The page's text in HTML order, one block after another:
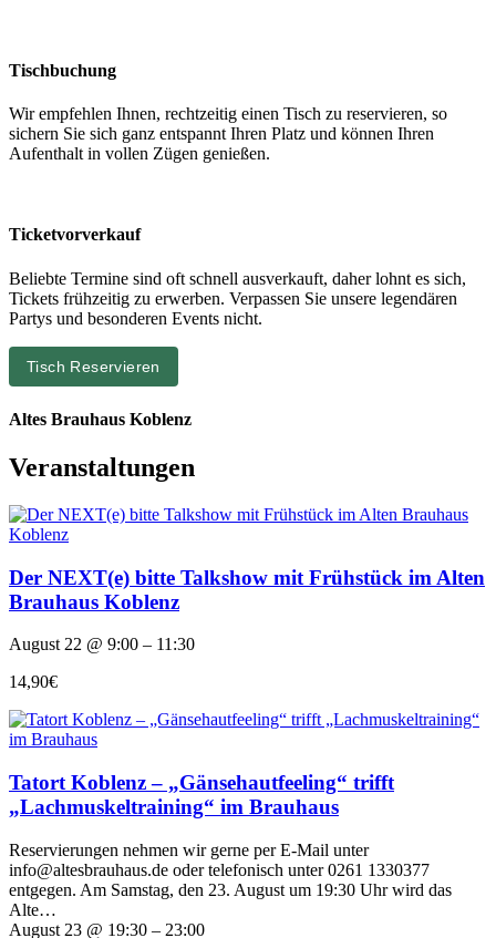
Tischbuchung
Wir empfehlen Ihnen, rechtzeitig einen Tisch zu reservieren, so
sichern Sie sich ganz entspannt Ihren Platz und können Ihren
Aufenthalt in vollen Zügen genießen.
Ticketvorverkauf
Beliebte Termine sind oft schnell ausverkauft, daher lohnt es sich,
Tickets frühzeitig zu erwerben. Verpassen Sie unsere legendären
Partys und besonderen Events nicht.
Tisch Reservieren
Altes Brauhaus Koblenz
Veranstaltungen
Der NEXT(e) bitte Talkshow mit Frühstück im Alten
Brauhaus Koblenz
August 22 @ 9:00 – 11:30
14,90€
Tatort Koblenz – „Gänsehautfeeling“ trifft
„Lachmuskeltraining“ im Brauhaus
Reservierungen nehmen wir gerne per E-Mail unter
info@altesbrauhaus.de oder telefonisch unter 0261 1330377
entgegen. Am Samstag, den 23. August um 19:30 Uhr wird das
Alte…
August 23 @ 19:30 – 23:00